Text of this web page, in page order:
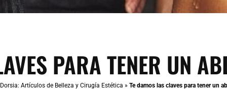
PARA TENER UN
Artículos de Belleza y Cirugía Estética » Te damos las claves para tener un